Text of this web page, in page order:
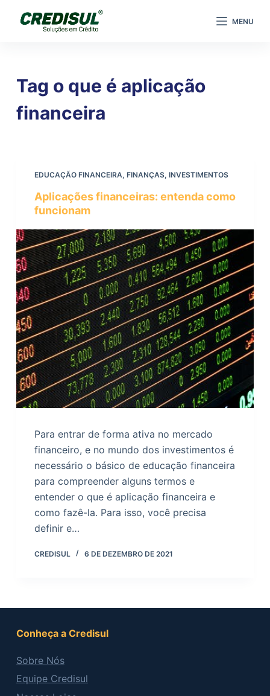
a
e
ú
d
o
MENU
Tag o que é aplicação
financeira
EDUCAÇÃO FINANCEIRA, FINANÇAS, INVESTIMENTOS
Aplicações financeiras: entenda como
funcionam
Para entrar de forma ativa no mercado
financeiro, e no mundo dos investimentos é
necessário o básico de educação financeira
para compreender alguns termos e
entender o que é aplicação financeira e
como fazê-la. Para isso, você precisa
definir e…
CREDISUL 6 DE DEZEMBRO DE 2021
Conheça a Credisul
Sobre Nós
Equipe Credisul